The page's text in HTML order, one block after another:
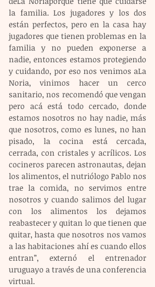
la familia. Los jugadores y los dos
están perfectos, pero en la casa hay
jugadores que tienen problemas en la
familia y no pueden exponerse a
nadie, entonces estamos protegiendo
y cuidando, por eso nos venimos aLa
Noria, vinimos hacer un cerco
sanitario, nos recomendó que vengan
pero acá está todo cercado, donde
estamos nosotros no hay nadie, más
que nosotros, como es lunes, no han
pisado, la cocina está cercada,
cerrada, con cristales y acrílicos. Los
cocineros parecen astronautas, dejan
los alimentos, el nutriólogo Pablo nos
trae la comida, no servimos entre
nosotros y cuando salimos del lugar
con los alimentos los dejamos
reabastecer y quitan lo que tienen que
quitar, hasta que nosotros nos vamos
a las habitaciones ahí es cuando ellos
entran”, externó el entrenador
uruguayo a través de una conferencia
virtual.